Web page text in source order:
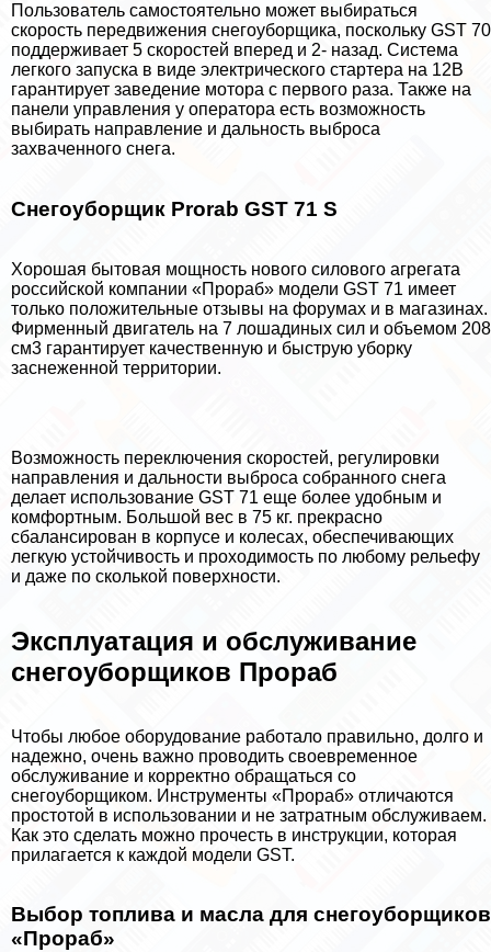
Пользователь самостоятельно может выбираться
скорость передвижения снегоуборщика, поскольку GST 70
поддерживает 5 скоростей вперед и 2- назад. Система
легкого запуска в виде электрического стартера на 12В
гарантирует заведение мотора с первого раза. Также на
панели управления у оператора есть возможность
выбирать направление и дальность выброса
захваченного снега.
Снегоуборщик Prorab GST 71 S
Хорошая бытовая мощность нового силового агрегата
российской компании «Прораб» модели GST 71 имеет
только положительные отзывы на форумах и в магазинах.
Фирменный двигатель на 7 лошадиных сил и объемом 208
см3 гарантирует качественную и быструю уборку
заснеженной территории.
Возможность переключения скоростей, регулировки
направления и дальности выброса собранного снега
делает использование GST 71 еще более удобным и
комфортным. Большой вес в 75 кг. прекрасно
сбалансирован в корпусе и колесах, обеспечивающих
легкую устойчивость и проходимость по любому рельефу
и даже по сколькой поверхности.
Эксплуатация и обслуживание
снегоуборщиков Прораб
Чтобы любое оборудование работало правильно, долго и
надежно, очень важно проводить своевременное
обслуживание и корректно обращаться со
снегоуборщиком. Инструменты «Прораб» отличаются
простотой в использовании и не затратным обслуживаем.
Как это сделать можно прочесть в инструкции, которая
прилагается к каждой модели GST.
Выбор топлива и масла для снегоуборщиков
«Прораб»